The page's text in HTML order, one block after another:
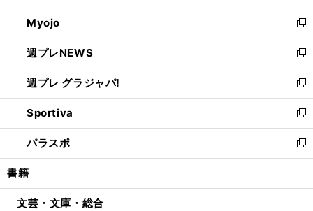
開
く
ウ
で
開
く
ン
ド
ウ
で
開
く
ウ
ィ
ン
ド
ウ
で
開
く
Myojo
新
し
い
ウ
ィ
ン
ド
ウ
で
開
週プレNEWS
新
し
い
ウ
ィ
ン
ド
ウ
開
週プレ グラジャパ!
新
し
い
ウ
ィ
ン
ウ
Sportiva
新
し
い
ウ
ン
パラスポ
新
し
ウ
書籍
文芸・文庫・総合